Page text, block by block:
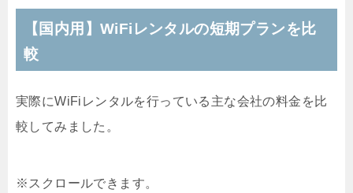
【国内用】WiFiレンタルの短期プランを比
較
実際にWiFiレンタルを行っている主な会社の料金を比
較してみました。